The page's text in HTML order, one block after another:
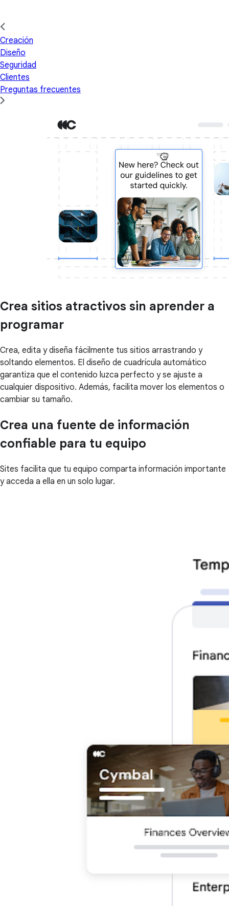
Creación
Diseño
Seguridad
Clientes
Preguntas frecuentes
Crea sitios atractivos sin aprender a
programar
Crea, edita y diseña fácilmente tus sitios arrastrando y
soltando elementos. El diseño de cuadrícula automático
garantiza que el contenido luzca perfecto y se ajuste a
cualquier dispositivo. Además, facilita mover los elementos o
cambiar su tamaño.
Crea una fuente de información
confiable para tu equipo
Sites facilita que tu equipo comparta información importante
y acceda a ella en un solo lugar.